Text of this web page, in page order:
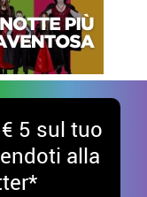
5 sul tuo
alla